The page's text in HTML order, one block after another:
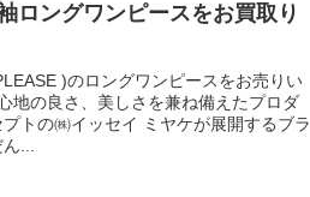
ロングワンピースをお買取り
)のロングワンピースをお売りい
地の良さ、美しさを兼ね備えたプロダ
トの㈱イッセイ ミヤケが展開するブラ
...